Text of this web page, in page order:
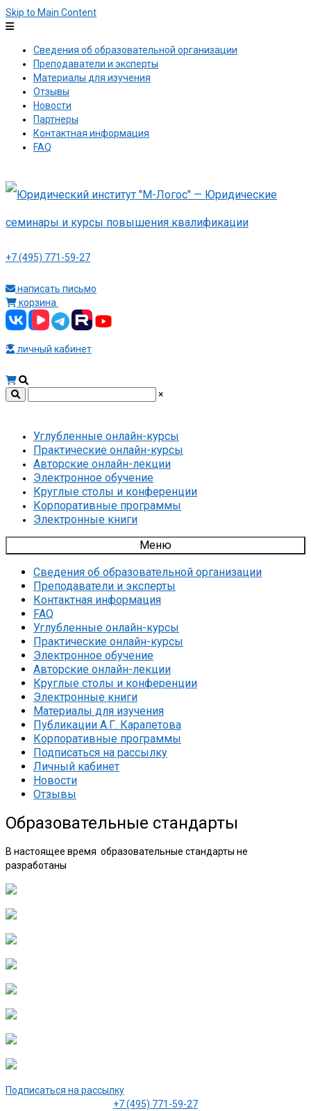
Skip to Main Content
Сведения об образовательной организации
Преподаватели и эксперты
Материалы для изучения
Отзывы
Новости
Партнеры
Контактная информация
FAQ
+7 (495) 771-59-27
написать письмо
корзина
личный кабинет
×
Углубленные онлайн-курсы
Практические онлайн-курсы
Авторские онлайн-лекции
Электронное обучение
Круглые столы и конференции
Корпоративные программы
Электронные книги
Меню
Сведения об образовательной организации
Преподаватели и эксперты
Контактная информация
FAQ
Углубленные онлайн-курсы
Практические онлайн-курсы
Электронное обучение
Авторские онлайн-лекции
Круглые столы и конференции
Электронные книги
Материалы для изучения
Публикации А.Г. Карапетова
Корпоративные программы
Подписаться на рассылку
Личный кабинет
Новости
Отзывы
Образовательные стандарты
В настоящее время образовательные стандарты не
разработаны
Подписаться на рассылку
+7 (495) 771-59-27